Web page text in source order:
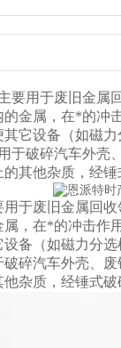
要用于废旧金属
金属，在*的冲
它设备（如磁力
用于破碎汽车外壳
其他杂质，经
于废旧金属回
，在*的冲击作
备（如磁力分选
碎汽车外壳、
杂质，经锤式